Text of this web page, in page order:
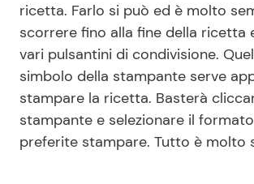
ricetta. Farlo si può ed è molto
scorrere fino alla fine della ricetta
vari pulsantini di condivisione.
simbolo della stampante serve
stampare la ricetta. Basterà
stampante e selezionare il
preferite stampare. Tutto è molto